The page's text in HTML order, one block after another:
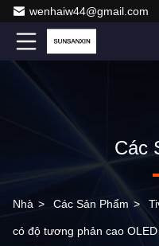
wenhaiw44@gmail.com
Các
Nhà > Các Sản Phẩm >
có độ tương phản cao